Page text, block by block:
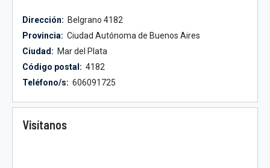
Dirección: Belgrano 4182
Provincia: Ciudad Autónoma de Buenos Aires
Ciudad: Mar del Plata
Código postal: 4182
Teléfono/s: 606091725
Visítanos